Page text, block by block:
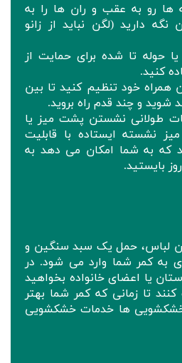
ها رو به عقب و ران ها را به
دارید (لگن نباید از زانو
حوله تا شده برای حمایت از
کنید.
همراه خود تنظیم کنید تا بین
شوید و چند قدم راه بروید.
طولانی نشستن پشت میز یا
میز نشسته ایستاده با قابلیت
که به شما امکان می دهد به
بایستید.
لباس، حمل یک سبد سنگین و
به کمر شما وارد می شود. در
یا اعضای خانواده بخواهید
تا زمانی که کمر شما بهتر
ها خدمات خشکشویی